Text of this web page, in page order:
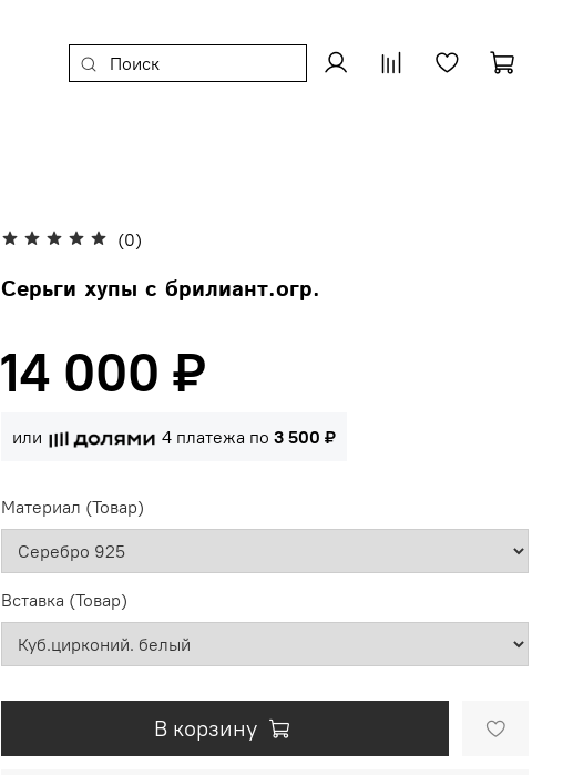
(0)
Серьги хупы с брилиант.огр.
14 000 ₽
или 4 платежа по3 500 ₽
Материал (Товар)
Вставка (Товар)
В корзину